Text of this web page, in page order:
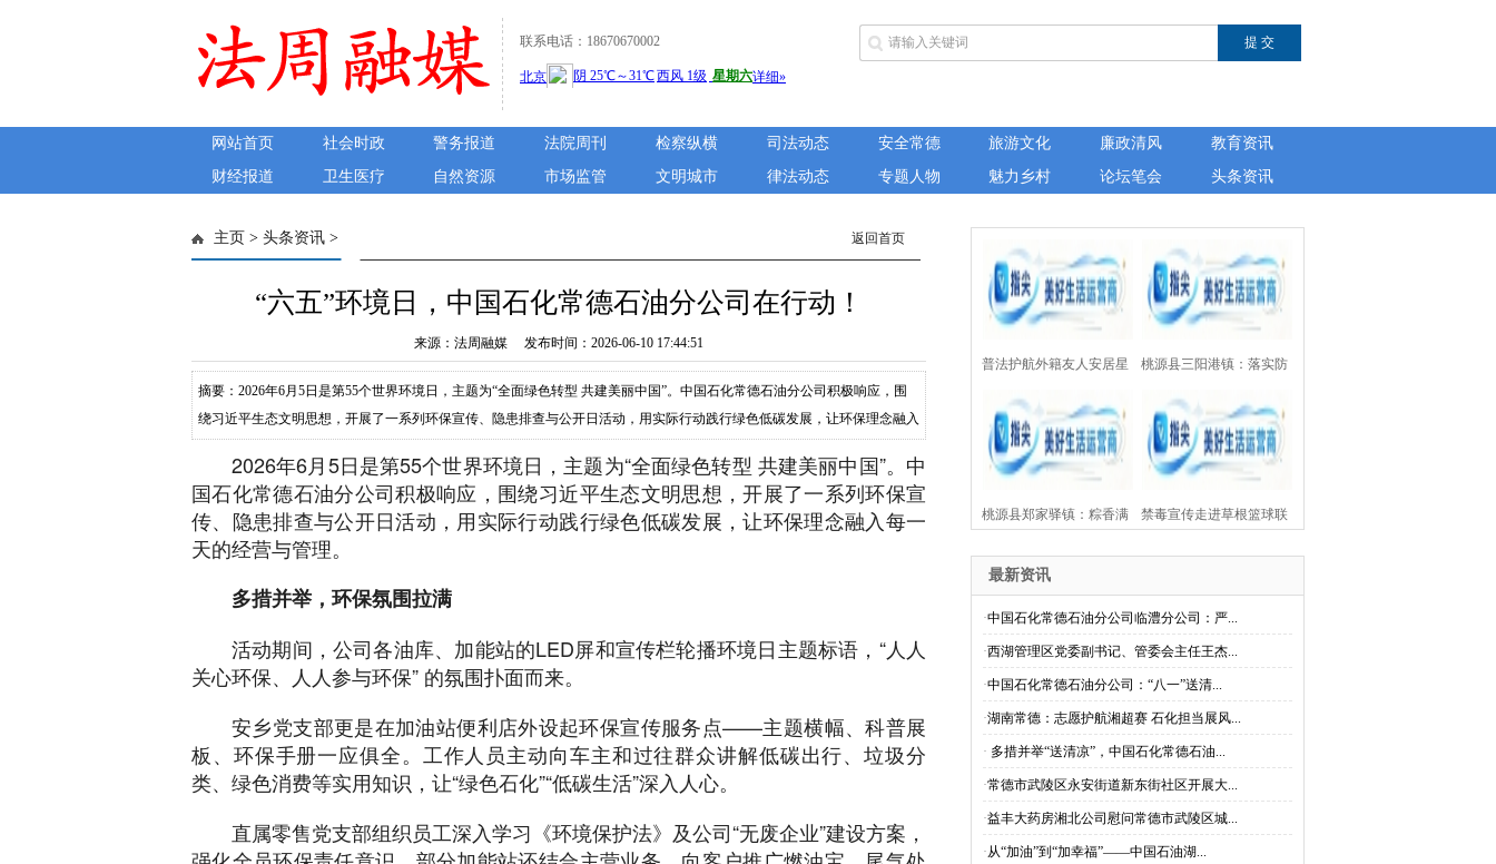
联系电话：18670670002
网站首页 社会时政 警务报道 法院周刊 检察纵横 司法动态 安全常德 旅游文化 廉政清风
教育资讯
财经报道
卫生医疗 自然资源 市场监管 文明城市 律法动态 专题人物 魅力乡村 论坛笔会 头条资讯
主页 > 头条资讯 > 返回首页
“六五”环境日，中国石化常德石油分公司在行动！
来源：法周融媒 发布时间：2026-06-10 17:44:51
摘要：2026年6月5日是第55个世界环境日，主题为“全面绿色转型 共建美丽中国”。中国石化常德石油分公司积极响应，围
绕习近平生态文明思想，开展了一系列环保宣传、隐患排查与公开日活动，用实际行动践行绿色低碳发展，让环保理念融入
语，“人人关心环保、人人参与环保” 的氛围扑面而来。安乡党支部更是在加油站便利店外设起...
2026年6月5日是第55个世界环境日，主题为“全面绿色转型 共建美丽中国”。中
国石化常德石油分公司积极响应，围绕习近平生态文明思想，开展了一系列环保宣
传、隐患排查与公开日活动，用实际行动践行绿色低碳发展，让环保理念融入每一
天的经营与管理。
多措并举，环保氛围拉满
活动期间，公司各油库、加能站的LED屏和宣传栏轮播环境日主题标语，“人人
关心环保、人人参与环保” 的氛围扑面而来。
安乡党支部更是在加油站便利店外设起环保宣传服务点——主题横幅、科普展
板、环保手册一应俱全。工作人员主动向车主和过往群众讲解低碳出行、垃圾分
类、绿色消费等实用知识，让“绿色石化”“低碳生活”深入人心。
直属零售党支部组织员工深入学习《环境保护法》及公司“无废企业”建设方案，
普法护航外籍友人安居星
城——湖南芙蓉律师事务
所开展涉外法律公益讲座
桃源县三阳港镇：落实防
溺水“四个一”设施，为157
处水域上紧“安全锁”
桃源县郑家驿镇：粽香满
古驿 楚韵闹端阳
禁毒宣传走进草根篮球联
造禁毒“移动课堂”
最新资讯
·中国石化常德石油分公司临澧分公司：严...
·西湖管理区党委副书记、管委会主任王杰...
·中国石化常德石油分公司：“八一”送清...
·湖南常德：志愿护航湘超赛 石化担当展风...
· 多措并举“送清凉”，中国石化常德石油...
·常德市武陵区永安街道新东街社区开展大...
·益丰大药房湘北公司慰问常德市武陵区城...
·从“加油”到“加幸福”——中国石油湖...